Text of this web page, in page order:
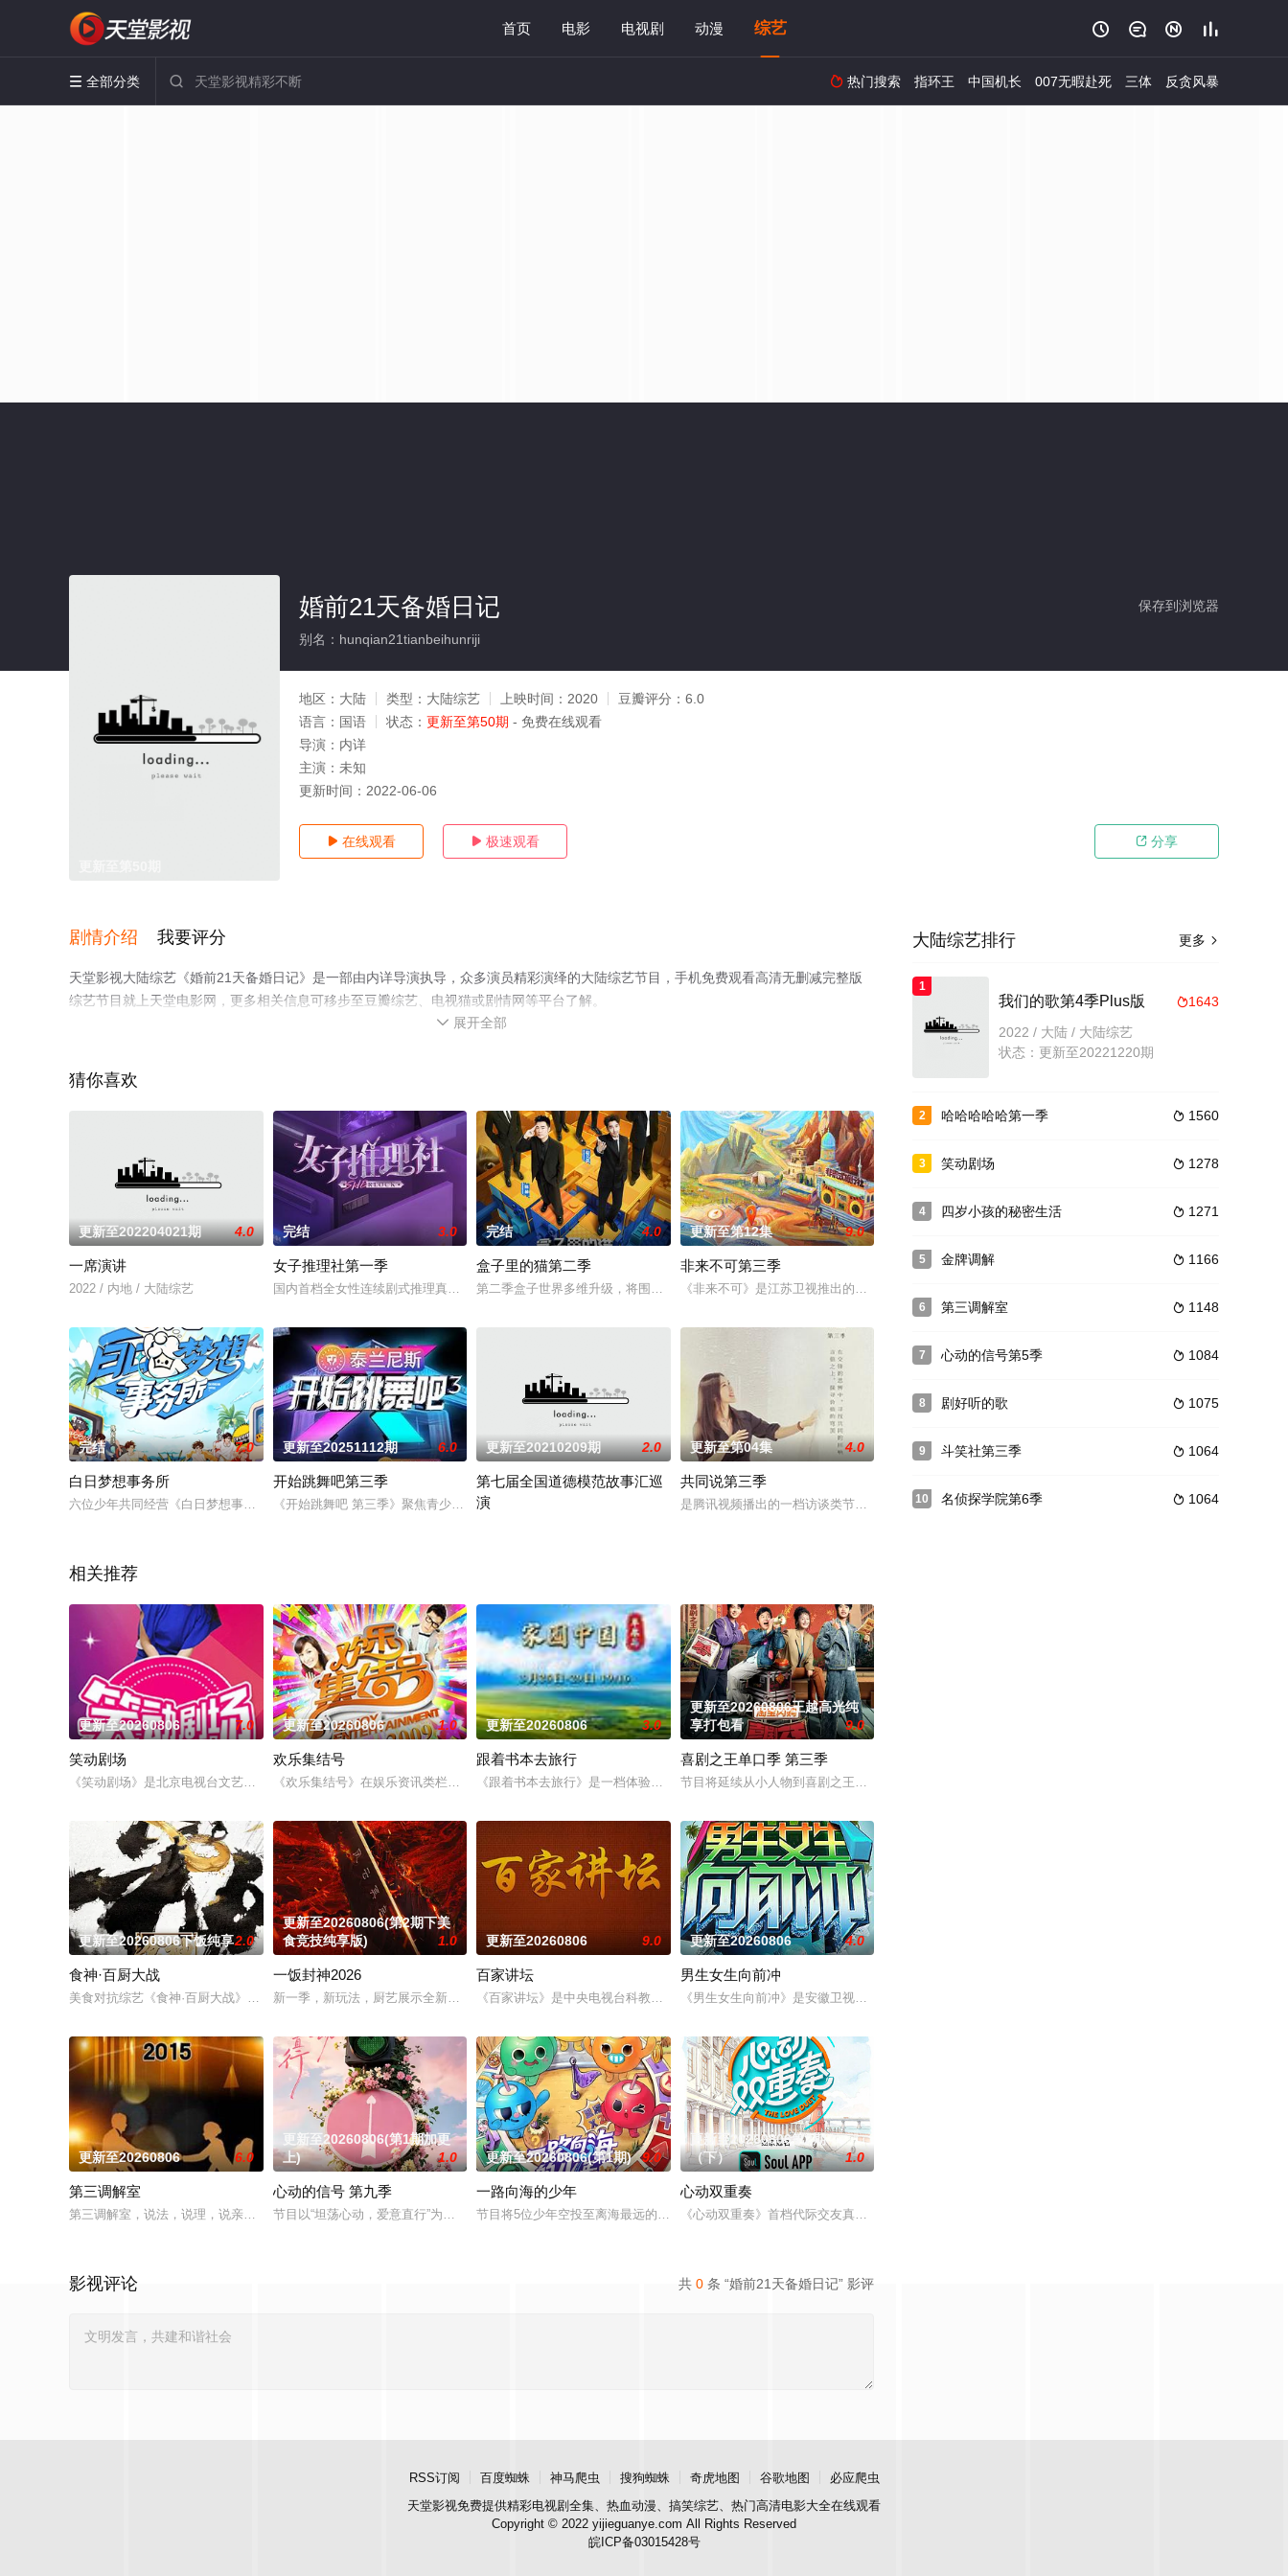
首页 电影 电视剧 动漫 综艺    
 全部分类   热门搜索 指环王 中国机长 007无暇赴死 三体 反贪风暴
保存到浏览器
婚前21天备婚日记
别名：hunqian21tianbeihunriji
地区： 大陆 类型： 大陆综艺 上映时间： 2020 豆瓣评分： 6.0
语言： 国语 状态： 更新至第50期 - 免费在线观看
导演： 内详
主演： 未知
更新时间： 2022-06-06
 在线观看  极速观看  分享
剧情介绍 我要评分
天堂影视大陆综艺《婚前21天备婚日记》是一部由内详导演执导，众多演员精彩演绎的大陆综艺节目，手机免费观看高清无删减完整版
综艺节目就上天堂电影网，更多相关信息可移步至豆瓣综艺、电视猫或剧情网等平台了解。
 展开全部
猜你喜欢
更新至202204021期 4.0
一席演讲
2022 / 内地 / 大陆综艺
完结 3.0
女子推理社第一季
国内首档全女性连续剧式推理真人秀。节目邀请6位高智商女性嘉宾，沉浸式融入1:1打造的职场环境中，通过推理 解谜的形式，侦破六个单元案件 一
完结 4.0
盒子里的猫第二季
第二季盒子世界多维升级，将围绕“从盒子里看世界”的概念，解锁人生无限可能。节目中，明星玩家被输送到10个充满不确定性的平行世界，通过游
更新至第12集 9.0
非来不可第三季
《非来不可》是江苏卫视推出的人文体验真人秀，以“沉浸式体验 硬核挑战”为核心模式。节目将艺人好友组成
完结 7.0
白日梦想事务所
六位少年共同经营《白日梦想事务所》，面向全网接单，代替大家完成那些“未竟”的理想与冒险，通过他们的「心愿代理」挑战，替你达成那些诗和远方的
更新至20251112期 6.0
开始跳舞吧第三季
《开始跳舞吧 第三季》聚焦青少年街舞文化，节目汇聚来自全国不同街舞团体的少年，在海口展开为期半个月的训练营。他们通过入营集结、训练提升舞技
更新至20210209期 2.0
第七届全国道德模范故事汇巡
演
更新至第04集 4.0
共同说第三季
是腾讯视频播出的一档访谈类节目，在形式上使用了纪录片元素，秉持“讲好中国故事、彰显时代精神”的理念
相关推荐
更新至20260806 7.0
笑动剧场
《笑动剧场》是北京电视台文艺节目中心唯一一档日播的“语言类”栏目。“强力推出”第一时段，独创“幽默评书”打造北京风格，“坚守稳固”第二时段
更新至20260806 1.0
欢乐集结号
《欢乐集结号》在娱乐资讯类栏目中一枝独秀，领跑全国，是辽宁卫视唯一一档以报道娱乐动态、解读文化现象、重温经典作品为内容的专题栏目。以东北独
更新至20260806 3.0
跟着书本去旅行
《跟着书本去旅行》是一档体验式文化教育节目。节目以中小学课本或经典名著为线索，在读万卷书的同时行万里路，走近文化古迹、实地实景讲
更新至20260806王越高光纯
享打包看
9.0
喜剧之王单口季 第三季
节目将延续从小人物到喜剧之王的故事，汇聚来自全国各地脱口秀俱乐部的优秀单口喜剧演员和漫才组合。每
更新至20260806下饭纯享2.0
食神·百厨大战
美食对抗综艺《食神·百厨大战》是浙江卫视与优酷联合打造的星素厨艺竞技节目，拟邀潘玮柏、刘涛等担任大众评审，周晓燕、梁经纶等顶尖厨师任专业评
更新至20260806(第2期下美
食竞技纯享版)
1.0
一饭封神2026
新一季，新玩法，厨艺展示全新升级！厨神级的美味将持续上演，每一道都值得期待，已经盼着开宴瞬间的美味暴击了！
更新至20260806 9.0
百家讲坛
《百家讲坛》是中央电视台科教频道（CCTV-10）2001年7月9日开播的讲座式栏目，栏目宗旨为建构时代常识，享受智慧人生。选择观众最感兴
更新至20260806 4.0
男生女生向前冲
《男生女生向前冲》是安徽卫视的一档全民榜样健身节目。从2010年开始，《男生女生向前冲》已经连续播
更新至20260806 6.0
第三调解室
第三调解室，说法，说理，说亲情。第三调解室是国内第一档具有法律效力的排解矛盾、化解纠纷的电视节目。节目将司法局的人民调解室，公安局的联合调
更新至20260806(第1期加更
上)
1.0
心动的信号 第九季
节目以“坦荡心动，爱意直行”为核心主题，聚焦真诚直白的新式恋爱，告别无效拉扯，走进心动小屋，见证单身青年之间萌生的浪漫情愫。
更新至20260806(第1期) 9.0
一路向海的少年
节目将5位少年空投至离海最远的大陆腹地，他们只有一辆车和一车椰子们，通过在途径补给站完成挑战任务，获取里程盲盒，一路向海，最终解锁
更新至20260806第2期
（下）
1.0
心动双重奏
《心动双重奏》首档代际交友真人秀，8位单身青年携长辈开启13天寻爱之旅。以青年心动为主线、长辈陪伴
共 0 条 “婚前21天备婚日记” 影评
影视评论
更多 
大陆综艺排行
1
1643
我们的歌第4季Plus版
2022 / 大陆 / 大陆综艺
状态：更新至20221220期
2  1560
哈哈哈哈哈第一季
3  1278
笑动剧场
4  1271
四岁小孩的秘密生活
5  1166
金牌调解
6  1148
第三调解室
7  1084
心动的信号第5季
8  1075
剧好听的歌
9  1064
斗笑社第三季
10  1064
名侦探学院第6季
RSS订阅 百度蜘蛛 神马爬虫 搜狗蜘蛛 奇虎地图 谷歌地图
必应爬虫
天堂影视免费提供精彩电视剧全集、热血动漫、搞笑综艺、热门高清电影大全在线观看
Copyright © 2022 yijieguanye.com All Rights Reserved
皖ICP备03015428号